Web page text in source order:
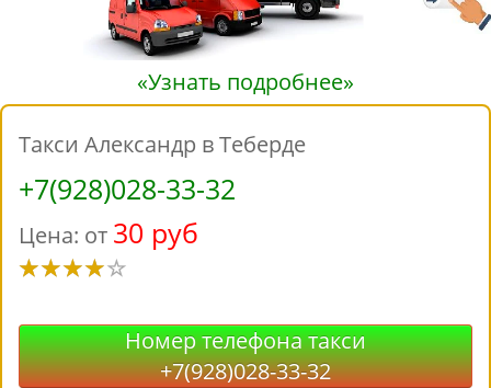
«Узнать подробнее»
Такси Александр в Теберде
+7(928)028-33-32
Цена: от 30 руб
Номер телефона такси
+7(928)028-33-32